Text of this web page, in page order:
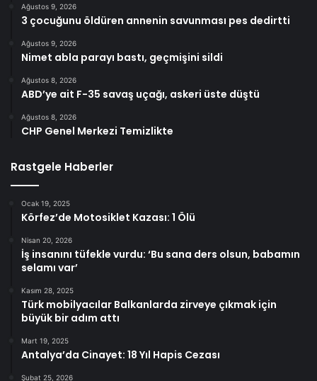
Ağustos 9, 2026
3 çocuğunu öldüren annenin savunması pes dedirtti
Ağustos 9, 2026
Nimet abla parayı bastı, geçmişini sildi
Ağustos 8, 2026
ABD’ye ait F-35 savaş uçağı, askeri üste düştü
Ağustos 8, 2026
CHP Genel Merkezi Temizlikte
Rastgele Haberler
Ocak 19, 2025
Körfez’de Motosiklet Kazası: 1 Ölü
Nisan 20, 2026
İş insanını tüfekle vurdu: ‘Bu sana ders olsun, babamın
selamı var’
Kasım 28, 2025
Türk mobilyacılar Balkanlarda zirveye çıkmak için
büyük bir adım attı
Mart 19, 2025
Antalya’da Cinayet: 18 Yıl Hapis Cezası
Şubat 25, 2026